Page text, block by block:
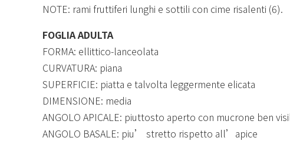
NOTE: rami fruttiferi lunghi e sottili con cime risalenti (6).
FOGLIA ADULTA
FORMA: ellittico-lanceolata
CURVATURA: piana
SUPERFICIE: piatta e talvolta leggermente elicata
DIMENSIONE: media
ANGOLO APICALE: piuttosto aperto con mucrone ben
ANGOLO BASALE: piu’ stretto rispetto all’apice